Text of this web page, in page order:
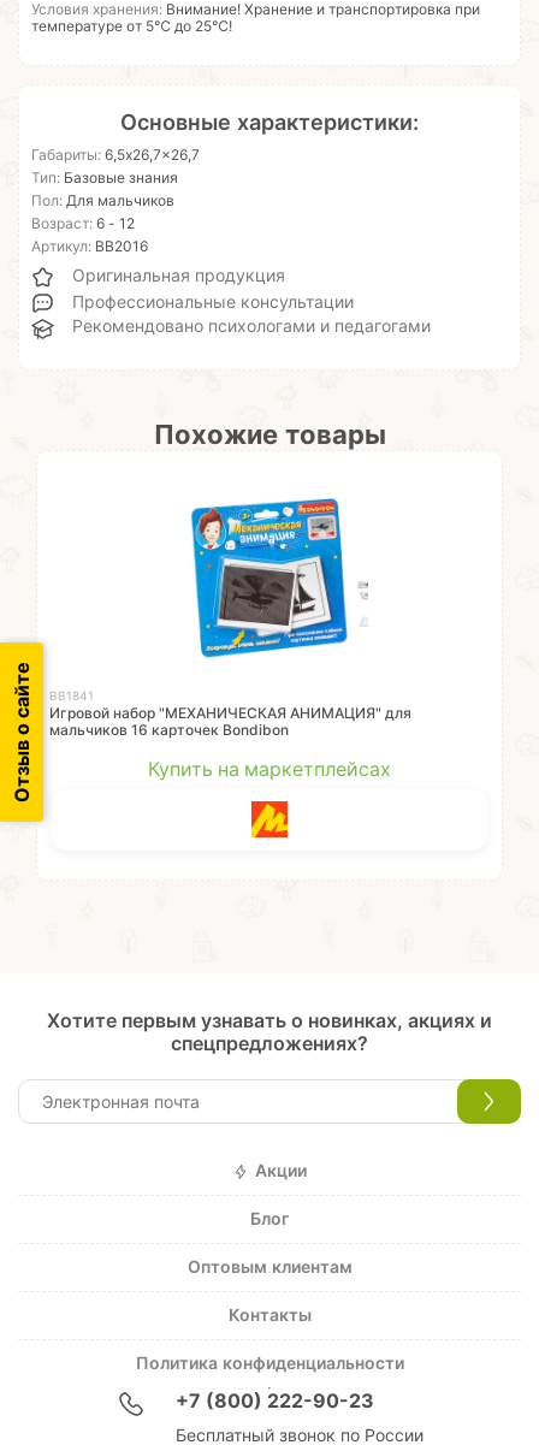
Условия хранения: Внимание! Хранение и транспортировка при
температуре от 5℃ до 25℃!
Основные характеристики:
Габариты: 6,5x26,7x26,7
Тип: Базовые знания
Пол: Для мальчиков
Возраст: 6 - 12
Артикул: ВВ2016
Оригинальная продукция
Профессиональные консультации
Рекомендовано психологами и педагогами
Похожие товары
ВВ1841
Игровой набор "МЕХАНИЧЕСКАЯ АНИМАЦИЯ" для
мальчиков 16 карточек Bondibon
Купить на маркетплейсах
Отзыв о сайте
Хотите первым узнавать о новинках, акциях и
спецпредложениях?
Акции
Блог
Оптовым клиентам
Контакты
Политика конфиденциальности
+7 (800) 222-90-23
Бесплатный звонок по России